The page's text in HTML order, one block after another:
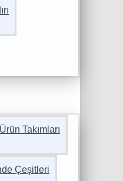
Takımları
Çeşitleri